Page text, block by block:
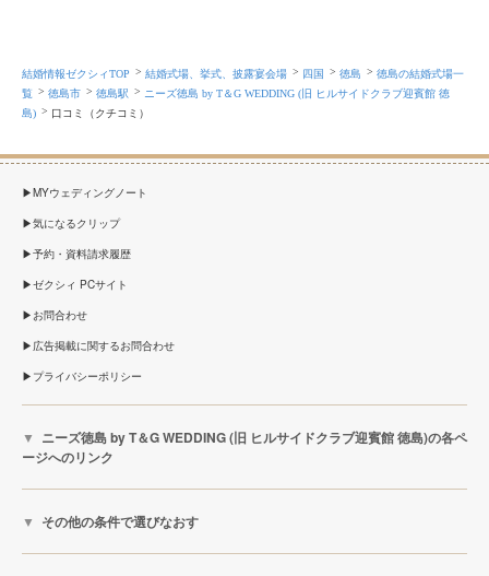
結婚情報ゼクシィTOP 結婚式場、挙式、披露宴会場 四国 徳島
徳島の結婚式場一
覧
徳島市 徳島駅
ニーズ徳島 by T＆G WEDDING (旧 ヒルサイドクラブ迎賓館 徳
島)
口コミ（クチコミ）
MYウェディングノート
気になるクリップ
予約・資料請求履歴
ゼクシィ PCサイト
お問合わせ
広告掲載に関するお問合わせ
プライバシーポリシー
ニーズ徳島 by T＆G WEDDING (旧 ヒルサイドクラブ迎賓館 徳島)の各ペ
ージへのリンク
その他の条件で選びなおす